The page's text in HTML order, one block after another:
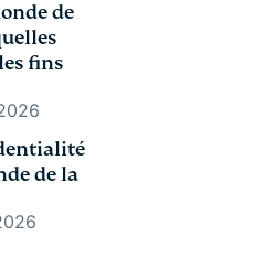
de
fins
de la